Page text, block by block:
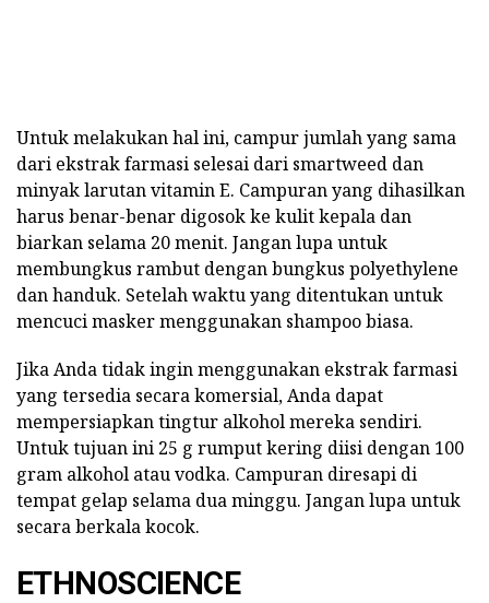
Untuk melakukan hal ini, campur jumlah yang sama
dari ekstrak farmasi selesai dari smartweed dan
minyak larutan vitamin E. Campuran yang dihasilkan
harus benar-benar digosok ke kulit kepala dan
biarkan selama 20 menit. Jangan lupa untuk
membungkus rambut dengan bungkus polyethylene
dan handuk. Setelah waktu yang ditentukan untuk
mencuci masker menggunakan shampoo biasa.
Jika Anda tidak ingin menggunakan ekstrak farmasi
yang tersedia secara komersial, Anda dapat
mempersiapkan tingtur alkohol mereka sendiri.
Untuk tujuan ini 25 g rumput kering diisi dengan 100
gram alkohol atau vodka. Campuran diresapi di
tempat gelap selama dua minggu. Jangan lupa untuk
secara berkala kocok.
ETHNOSCIENCE